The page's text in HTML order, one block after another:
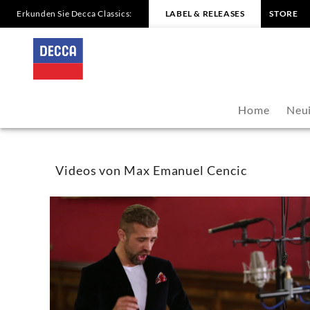
Max
Emanuel
-
Videos
Classics
Erkunden Sie Decca Classics: LABEL & RELEASES STORE
Home
Videos von Max Emanuel Cencic